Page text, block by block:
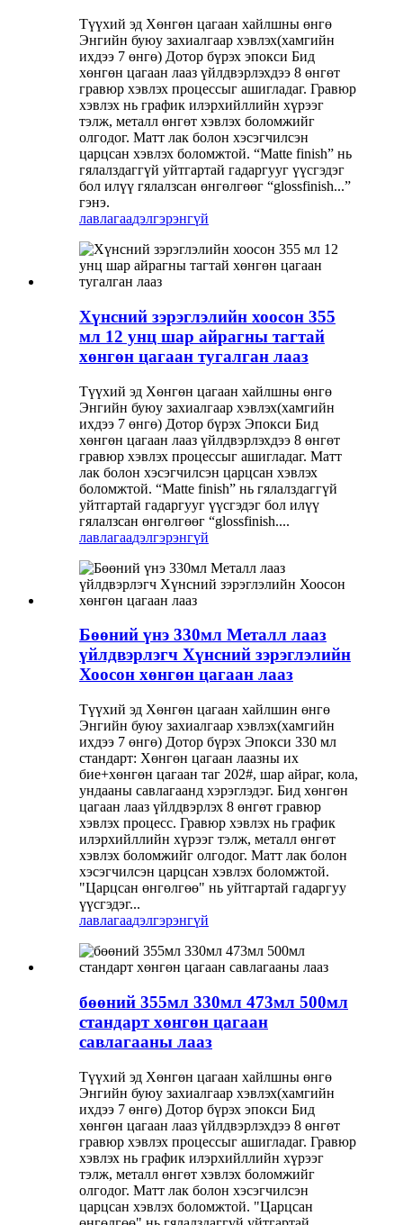
Түүхий эд Хөнгөн цагаан хайлшны өнгө
Энгийн буюу захиалгаар хэвлэх(хамгийн
ихдээ 7 өнгө) Дотор бүрэх эпокси Бид
хөнгөн цагаан лааз үйлдвэрлэхдээ 8 өнгөт
гравюр хэвлэх процессыг ашигладаг. Гравюр
хэвлэх нь график илэрхийллийн хүрээг
тэлж, металл өнгөт хэвлэх боломжийг
олгодог. Матт лак болон хэсэгчилсэн
царцсан хэвлэх боломжтой. “Matte finish” нь
гялалздаггүй уйтгартай гадаргууг үүсгэдэг
бол илүү гялалзсан өнгөлгөөг “glossfinish...”
гэнэ.
лавлагаадэлгэрэнгүй
Хүнсний зэрэглэлийн хоосон 355
мл 12 унц шар айрагны тагтай
хөнгөн цагаан тугалган лааз
Түүхий эд Хөнгөн цагаан хайлшны өнгө
Энгийн буюу захиалгаар хэвлэх(хамгийн
ихдээ 7 өнгө) Дотор бүрэх Эпокси Бид
хөнгөн цагаан лааз үйлдвэрлэхдээ 8 өнгөт
гравюр хэвлэх процессыг ашигладаг. Матт
лак болон хэсэгчилсэн царцсан хэвлэх
боломжтой. “Matte finish” нь гялалздаггүй
уйтгартай гадаргууг үүсгэдэг бол илүү
гялалзсан өнгөлгөөг “glossfinish....
лавлагаадэлгэрэнгүй
Бөөний үнэ 330мл Металл лааз
үйлдвэрлэгч Хүнсний зэрэглэлийн
Хоосон хөнгөн цагаан лааз
Түүхий эд Хөнгөн цагаан хайлшин өнгө
Энгийн буюу захиалгаар хэвлэх(хамгийн
ихдээ 7 өнгө) Дотор бүрэх Эпокси 330 мл
стандарт: Хөнгөн цагаан лаазны их
бие+хөнгөн цагаан таг 202#, шар айраг, кола,
ундааны савлагаанд хэрэглэдэг. Бид хөнгөн
цагаан лааз үйлдвэрлэх 8 өнгөт гравюр
хэвлэх процесс. Гравюр хэвлэх нь график
илэрхийллийн хүрээг тэлж, металл өнгөт
хэвлэх боломжийг олгодог. Матт лак болон
хэсэгчилсэн царцсан хэвлэх боломжтой.
"Царцсан өнгөлгөө" нь уйтгартай гадаргуу
үүсгэдэг...
лавлагаадэлгэрэнгүй
бөөний 355мл 330мл 473мл 500мл
стандарт хөнгөн цагаан
савлагааны лааз
Түүхий эд Хөнгөн цагаан хайлшны өнгө
Энгийн буюу захиалгаар хэвлэх(хамгийн
ихдээ 7 өнгө) Дотор бүрэх эпокси Бид
хөнгөн цагаан лааз үйлдвэрлэхдээ 8 өнгөт
гравюр хэвлэх процессыг ашигладаг. Гравюр
хэвлэх нь график илэрхийллийн хүрээг
тэлж, металл өнгөт хэвлэх боломжийг
олгодог. Матт лак болон хэсэгчилсэн
царцсан хэвлэх боломжтой. "Царцсан